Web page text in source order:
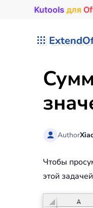
Kutools для
Author
Чтобы
этой